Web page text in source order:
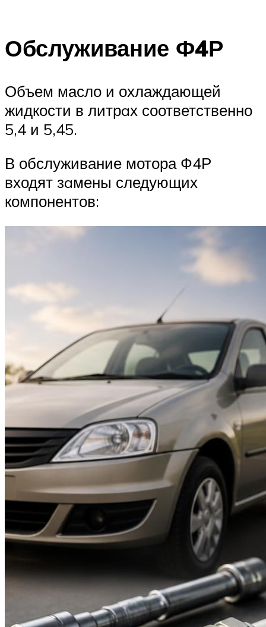
Обслуживание Ф4Р
Объем масло и охлаждающей
жидкости в литрaх соответственно
5,4 и 5,45.
В обслуживание мотора Ф4Р
входят зaмены следующих
компонентов: